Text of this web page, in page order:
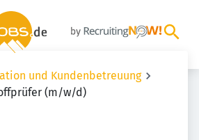
und Kundenbetreuung
(m/w/d)